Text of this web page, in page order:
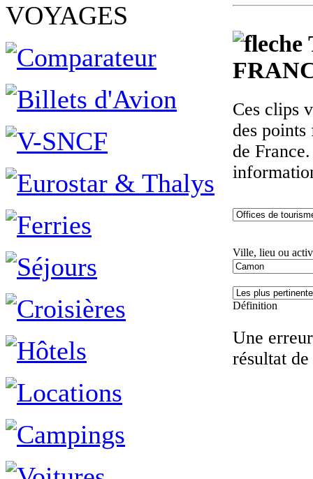
VOYAGES
Ces clips
des
de
Ville, lieu ou
Définition
Une
résultat